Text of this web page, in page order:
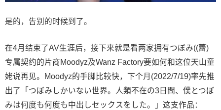
是的，告别的时候到了。
在4月结束了AV生涯后，接下来就是看两家拥有つぼみ((蕾)
专属契约的片商Moodyz及Wanz Factory要如何和这位天山童
姥说再见。Moodyz的手脚比较快，下个月(2022/7/19)率先推
出了「つぼみしかいない世界。人類不在の3日間、僕とつぼ
みは何度も何度も中出しセックスをした。」这支作品：